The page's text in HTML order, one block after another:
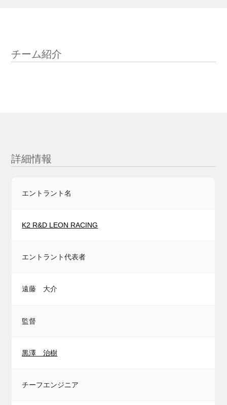
チーム紹介
詳細情報
エントラント名
K2 R&D LEON RACING
エントラント代表者
遠藤 大介
監督
黒澤 治樹
チーフエンジニア